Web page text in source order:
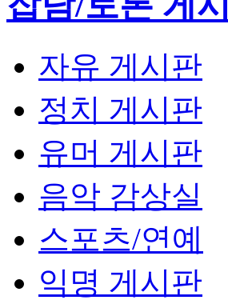
자유 게시판
정치 게시판
유머 게시판
음악 감상실
스포츠/연예
익명 게시판